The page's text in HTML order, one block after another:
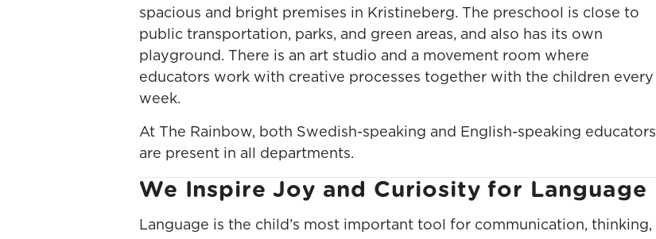
spacious and bright premises in Kristineberg. The preschool is close to
public transportation, parks, and green areas, and also has its own
playground. There is an art studio and a movement room where
educators work with creative processes together with the children every
week.
At The Rainbow, both Swedish-speaking and English-speaking educators
are present in all departments.
We Inspire Joy and Curiosity for Language
Language is the child’s most important tool for communication, thinking,